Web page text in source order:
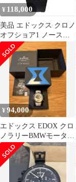
¥ 118,000
美品 エドックス クロノ
オフショア1 ノースポ
ール 世界限定300本
¥94,000
エドックス EDOX クロ
ノラリーBMWモーター
スポーツ リミテッドエ
ディション